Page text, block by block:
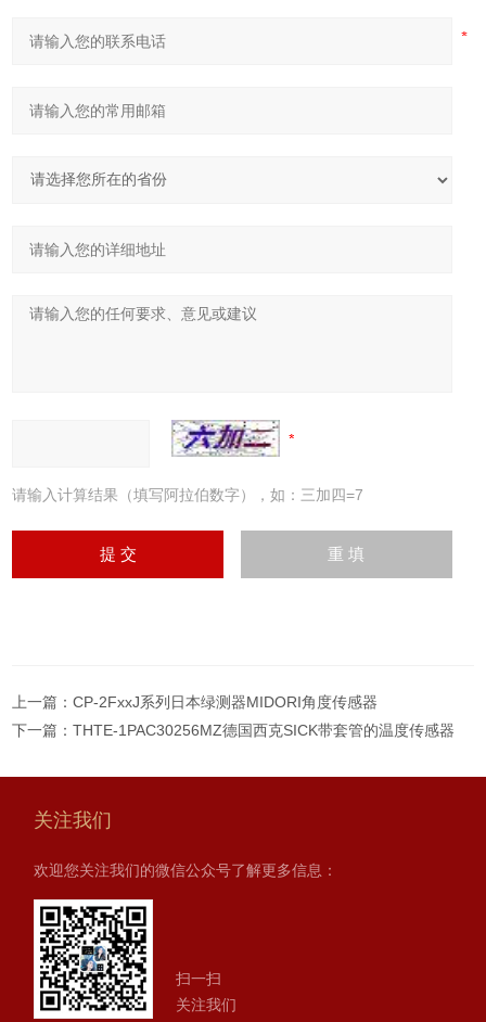
请输入计算结果（填写阿拉伯数字），如：三加四=7
上一篇：CP-2FxxJ系列日本绿测器MIDORI角度传感器
下一篇：THTE-1PAC30256MZ德国西克SICK带套管的温度传感器
关注我们
欢迎您关注我们的微信公众号了解更多信息：
扫一扫
关注我们